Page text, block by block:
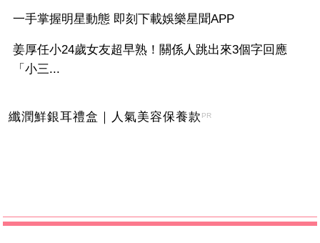
一手掌握明星動態 即刻下載娛樂星聞APP
姜厚任小24歲女友超早熟！關係人跳出來3個字回應
「小三...
纖潤鮮銀耳禮盒｜人氣美容保養款 PR